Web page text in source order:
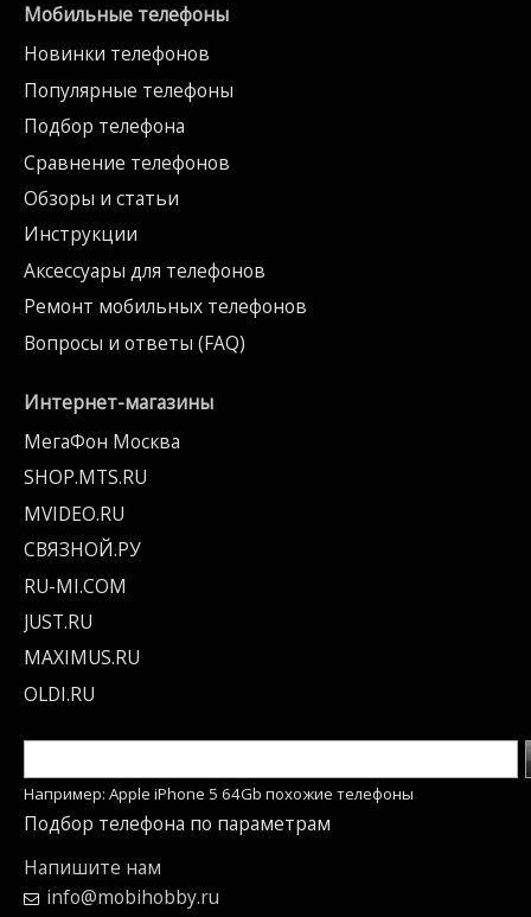
Мобильные телефоны
Новинки телефонов
Популярные телефоны
Подбор телефона
Сравнение телефонов
Обзоры и статьи
Инструкции
Аксессуары для телефонов
Ремонт мобильных телефонов
Вопросы и ответы (FAQ)
Интернет-магазины
МегаФон Москва
SHOP.MTS.RU
MVIDEO.RU
СВЯЗНОЙ.РУ
RU-MI.COM
JUST.RU
MAXIMUS.RU
OLDI.RU
Например: Apple iPhone 5 64Gb похожие телефоны
Подбор телефона по параметрам
Напишите нам
info@mobihobby.ru